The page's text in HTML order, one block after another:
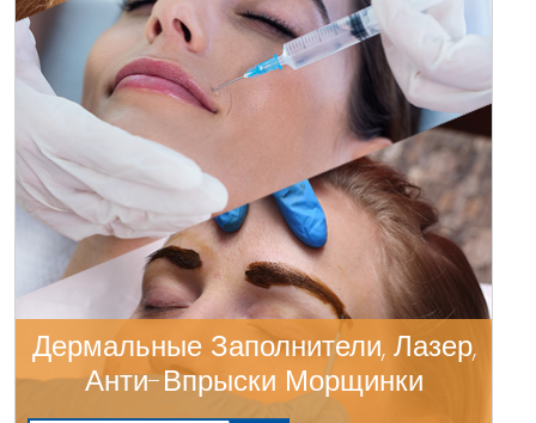
Дермальные Заполнители, Лазер,
Анти-Впрыски Морщинки